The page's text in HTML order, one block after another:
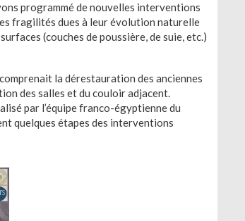
programmé de nouvelles interventions
fragilités dues à leur évolution naturelle
(couches de poussière, de suie, etc.)
la dérestauration des anciennes
des salles et du couloir adjacent.
par l’équipe franco-égyptienne du
quelques étapes des interventions